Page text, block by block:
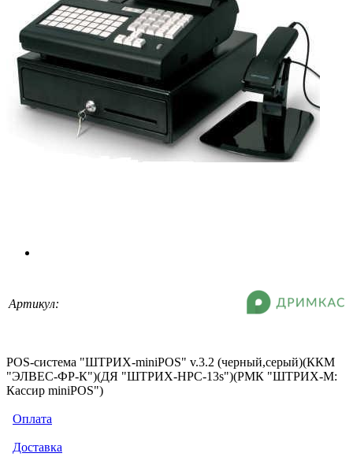
Артикул:
POS-система "ШТРИХ-miniPOS" v.3.2 (черный,серый)(ККМ
"ЭЛВЕС-ФР-К")(ДЯ "ШТРИХ-HPC-13s")(РМК "ШТРИХ-М:
Кассир miniPOS")
Оплата
Доставка